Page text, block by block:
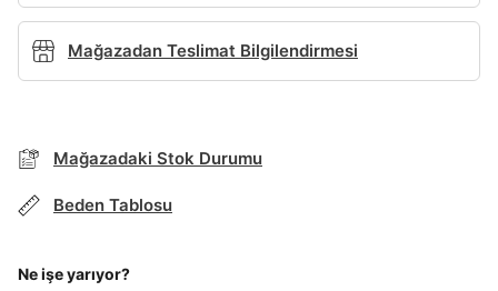
Mağazadan Teslimat Bilgilendirmesi
Mağazadaki Stok Durumu
Beden Tablosu
Ne işe yarıyor?
Telefon Numarası*